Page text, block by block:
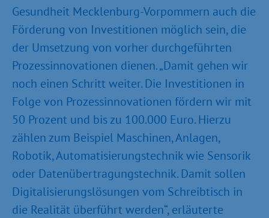
Gesundheit Mecklenburg-Vorpommern auch die
Förderung von Investitionen möglich sein, die
der Umsetzung von vorher durchgeführten
Prozessinnovationen dienen. „Damit gehen wir
noch einen Schritt weiter. Die Investitionen in
Folge von Prozessinnovationen fördern wir mit
50 Prozent und bis zu 100.000 Euro. Hierzu
zählen zum Beispiel Maschinen, Anlagen,
Robotik, Automatisierungstechnik wie Sensorik
oder Datenübertragungstechnik. Damit sollen
Digitalisierungslösungen vom Schreibtisch in
die Realität überführt werden“, erläuterte